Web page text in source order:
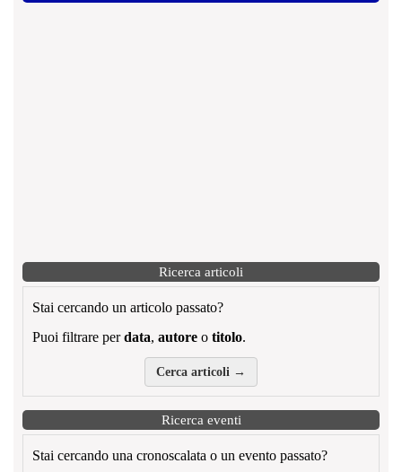
Ricerca articoli
Stai cercando un articolo passato?
Puoi filtrare perdata, autore o titolo.
Cerca articoli →
Ricerca eventi
Stai cercando una cronoscalata o un evento passato?